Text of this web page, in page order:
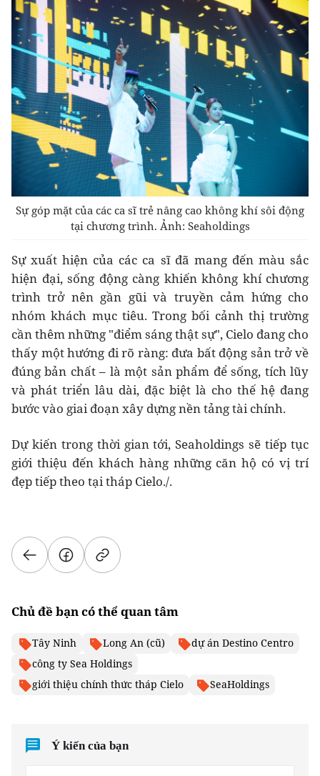
Sự góp mặt của các ca sĩ trẻ nâng cao không khí sôi động
tại chương trình. Ảnh: Seaholdings
Sự xuất hiện của các ca sĩ đã mang đến màu sắc
hiện đại, sống động càng khiến không khí chương
trình trở nên gần gũi và truyền cảm hứng cho
nhóm khách mục tiêu. Trong bối cảnh thị trường
cần thêm những "điểm sáng thật sự", Cielo đang cho
thấy một hướng đi rõ ràng: đưa bất động sản trở về
đúng bản chất – là một sản phẩm để sống, tích lũy
và phát triển lâu dài, đặc biệt là cho thế hệ đang
bước vào giai đoạn xây dựng nền tảng tài chính.
Dự kiến trong thời gian tới, Seaholdings sẽ tiếp tục
giới thiệu đến khách hàng những căn hộ có vị trí
đẹp tiếp theo tại tháp Cielo./.
Chủ đề bạn có thể quan tâm
Tây Ninh Long An (cũ)
dự án Destino Centro
công ty Sea Holdings
giới thiệu chính thức tháp Cielo
SeaHoldings
Ý kiến của bạn